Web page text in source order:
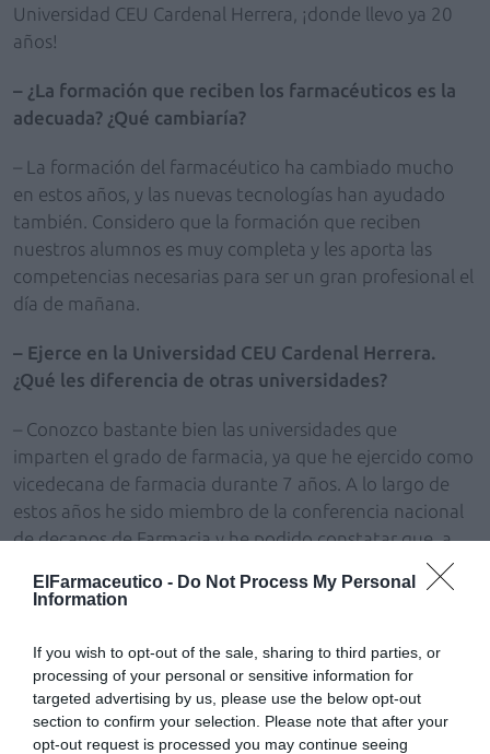
ElFarmaceutico - Do Not Process My Personal
Information
If you wish to opt-out of the sale, sharing to third parties, or
processing of your personal or sensitive information for
targeted advertising by us, please use the below opt-out
section to confirm your selection. Please note that after your
opt-out request is processed you may continue seeing
Universidad CEU Cardenal Herrera, ¡donde llevo ya 20
años!
– ¿La formación que reciben los farmacéuticos es la
adecuada? ¿Qué cambiaría?
– La formación del farmacéutico ha cambiado mucho
en estos años, y las nuevas tecnologías han ayudado
también. Considero que la formación que reciben
nuestros alumnos es muy completa y les aporta las
competencias necesarias para ser un gran profesional el
día de mañana.
– Ejerce en la Universidad CEU Cardenal Herrera.
¿Qué les diferencia de otras universidades?
– Conozco bastante bien las universidades que
imparten el grado de farmacia, ya que he ejercido como
vicedecana de farmacia durante 7 años. A lo largo de
estos años he sido miembro de la conferencia nacional
de decanos de Farmacia y he podido constatar que, a
nivel de contenidos académicos, no hay grades cambios
entre universidades. No obstante, cada universidad
reducidos de alumnos y el tutelaje cercano junto con la
internalización y las nuevas tecnologías son nuestros
puntos de interés.